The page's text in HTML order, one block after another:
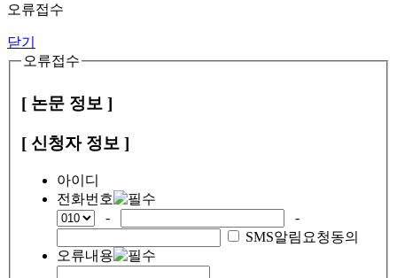
오류접수
닫기
오류접수
[ 논문 정보 ]
[ 신청자 정보 ]
아이디
전화번호
-
-
SMS알림요청동의
오류내용